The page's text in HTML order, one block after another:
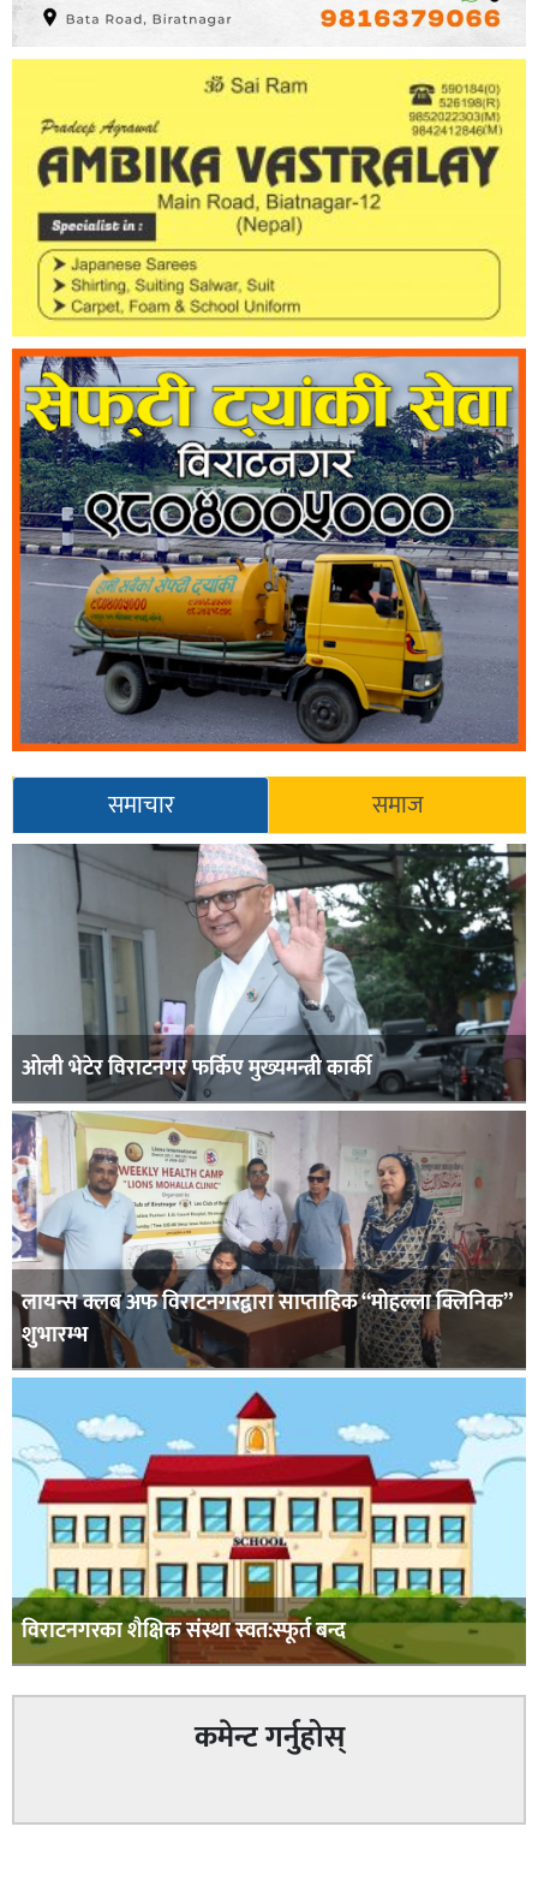
समाचार समाज
ओली भेटेर विराटनगर फर्किए मुख्यमन्त्री कार्की
लायन्स क्लब अफ विराटनगरद्वारा साप्ताहिक “मोहल्ला क्लिनिक”
शुभारम्भ
विराटनगरका शैक्षिक संस्था स्वत:स्फूर्त बन्द
कमेन्ट गर्नुहोस्